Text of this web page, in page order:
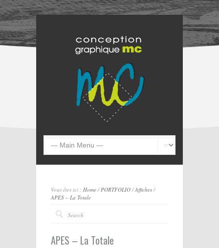
Vous êtes ici : Home/PORTFOLIO/Affiches/
APES – La Totale
APES – La Totale